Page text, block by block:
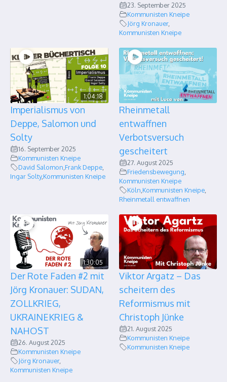
23. September 2025
Kommunisten Kneipe
Jörg Kronauer,
Kommunisten Kneipe
1:04:18
Imperialismus von
Deppe, Salomon und
Solty
16. September 2025
Kommunisten Kneipe
David Salomon Frank Deppe
Ingar Solty,Kommunisten Kneipe
Rheinmetall
entwaffnen
Verbotsversuch
gescheitert
27. August 2025
Friedensbewegung
Kommunisten Kneipe
Köln Kommunisten Kneipe,
Rheinmetall entwaffnen
1:30:05
Der Rote Faden #2 mit
Jörg Kronauer: SUDAN,
ZOLLKRIEG,
UKRAINEKRIEG &
NAHOST
26. August 2025
Kommunisten Kneipe
Jörg Kronauer,
Kommunisten Kneipe
Viktor Argatz – Das
scheitern des
Reformismus mit
Christoph Jünke
21. August 2025
Kommunisten Kneipe
Kommunisten Kneipe